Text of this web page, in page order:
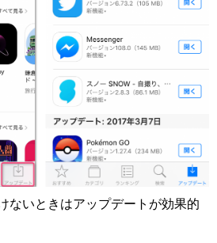
ないときはアップデートが効果的